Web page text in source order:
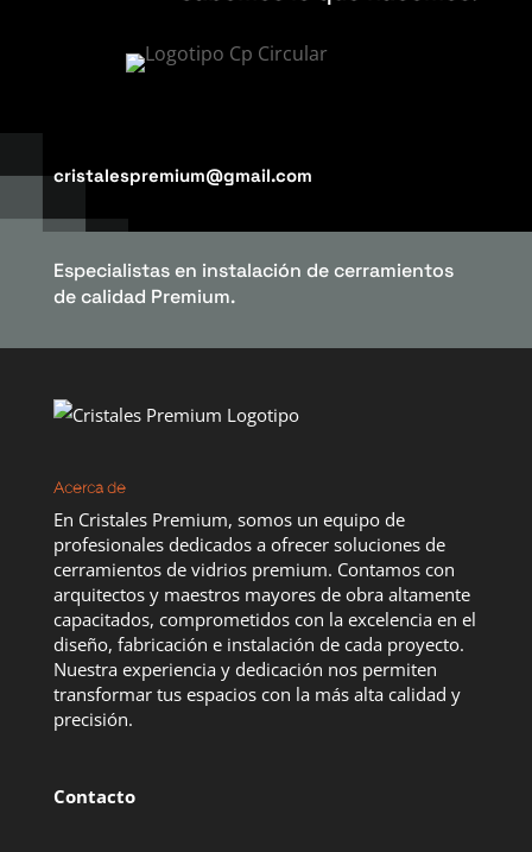
cristalespremium@gmail.com
Especialistas en instalación de cerramientos
de calidad Premium.
Acerca de
En Cristales Premium, somos un equipo de
profesionales dedicados a ofrecer soluciones de
cerramientos de vidrios premium. Contamos con
arquitectos y maestros mayores de obra altamente
capacitados, comprometidos con la excelencia en el
diseño, fabricación e instalación de cada proyecto.
Nuestra experiencia y dedicación nos permiten
transformar tus espacios con la más alta calidad y
precisión.
Contacto